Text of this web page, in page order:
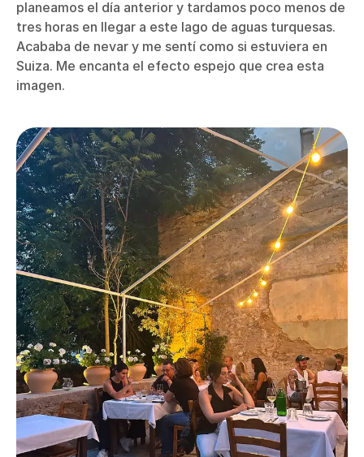
planeamos el día anterior y tardamos poco menos de
tres horas en llegar a este lago de aguas turquesas.
Acababa de nevar y me sentí como si estuviera en
Suiza. Me encanta el efecto espejo que crea esta
imagen.